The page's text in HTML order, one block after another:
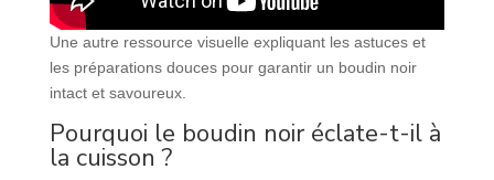
Une autre ressource visuelle expliquant les astuces et
les préparations douces pour garantir un boudin noir
intact et savoureux.
Pourquoi le boudin noir éclate-t-il à
la cuisson ?